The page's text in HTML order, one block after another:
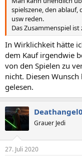
spielszene, den
usw reden.
Das Zusammenspiel
In Wirklichkeit hätte
dem Kauf irgendwie
von den Spielen zu
nicht. Diesen
gelesen.
Grauer Jedi
27. Juli 2020